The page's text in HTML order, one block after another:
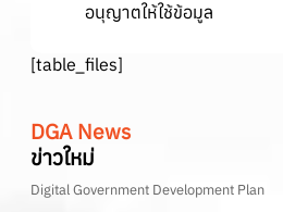
อนุญาตให้ใช้ข้อมูล
[table_files]
DGA News
ข่าวใหม่
Digital Government Development Plan